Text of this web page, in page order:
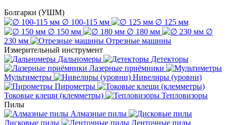
Болгарки (УШМ)
∅ 100-115 мм
∅ 125 мм
∅ 150 мм
∅ 180 мм
∅
230 мм
Отрезные машины
Измерительный инструмент
Дальномеры
Детекторы
Лазерные приёмники
Мультиметры
Нивелиры (уровни)
Пирометры
Токовые клещи (клемметры)
Тепловизоры
Пилы
Алмазные пилы
Дисковые пилы
Ленточные пилы